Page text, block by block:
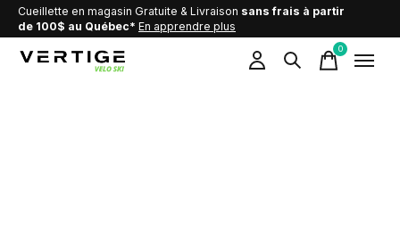
Cueillette en magasin Gratuite & Livraison sans frais à partir
de 100$ au Québec* En apprendre plus
0items